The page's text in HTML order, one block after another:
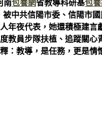
南包養網省教導科研基包
中共信陽市委、信陽市
年夜代表，她還積極建言
教員步隊扶植、追蹤關心
：教導，是任務，更是情